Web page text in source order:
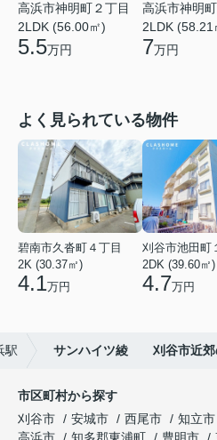
高浜市神明町２丁目
2LDK (56.00㎡)
5.5万円
高浜市神明
2LDK (58.21
7万円
よく見られている物件
碧南市久沓町４丁目
2K (30.37㎡)
4.1万円
刈谷市池田町
2DK (39.60㎡)
4.7万円
駅 サンハイツ綾 刈谷市近郊
市区町村から探す
刈谷市
安城市 西尾市 知立市